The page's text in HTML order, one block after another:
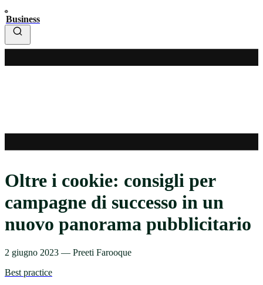
Business
Oltre i cookie: consigli per
campagne di successo in un
nuovo panorama pubblicitario
2 giugno 2023 — Preeti Farooque
Best practice